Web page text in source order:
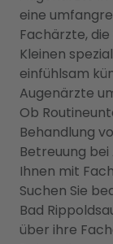
eine
Fachärzte,
Kleinen
einfühlsam
Augenärzte
Ob
Behandlung
Betreuung
Ihnen mit
Suchen Sie
Bad
über ihre